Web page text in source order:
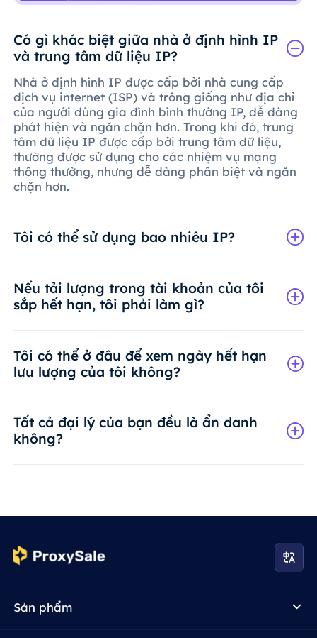
Có gì khác biệt giữa nhà ở định hình IP
và trung tâm dữ liệu IP?
Nhà ở định hình IP được cấp bởi nhà cung cấp
dịch vụ internet (ISP) và trông giống như địa chỉ
của người dùng gia đình bình thường IP, dễ dàng
phát hiện và ngăn chặn hơn. Trong khi đó, trung
tâm dữ liệu IP được cấp bởi trung tâm dữ liệu,
thường được sử dụng cho các nhiệm vụ mạng
thông thường, nhưng dễ dàng phân biệt và ngăn
chặn hơn.
Tôi có thể sử dụng bao nhiêu IP?
Nếu tải lượng trong tài khoản của tôi
sắp hết hạn, tôi phải làm gì?
Tôi có thể ở đâu để xem ngày hết hạn
lưu lượng của tôi không?
Tất cả đại lý của bạn đều là ẩn danh
không?
Sản phẩm